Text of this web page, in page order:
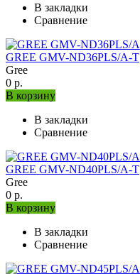
В закладки
Сравнение
GREE GMV-ND36PLS/A-T
Gree
0 р.
В корзину
В закладки
Сравнение
GREE GMV-ND40PLS/A-T
Gree
0 р.
В корзину
В закладки
Сравнение